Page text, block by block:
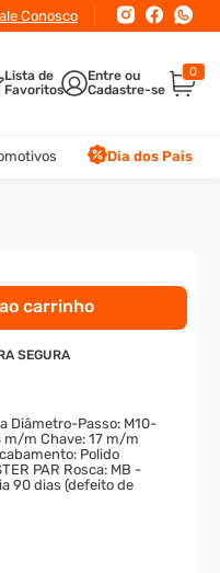
Conosco
Lista de
Favoritos
0
Dia dos Pais
carrinho
SEGURA
Diâmetro-Passo: M10-
m/m Chave: 17 m/m
Polido
PAR Rosca: MB -
90 dias (defeito de